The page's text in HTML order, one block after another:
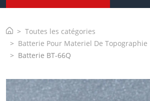
Toutes les catégories
Batterie Pour Materiel De Topographie
Batterie BT-66Q